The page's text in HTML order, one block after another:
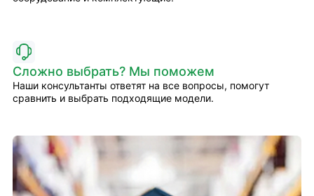
Сложно выбрать? Мы поможем
Наши консультанты ответят на все вопросы, помогут
сравнить и выбрать подходящие модели.